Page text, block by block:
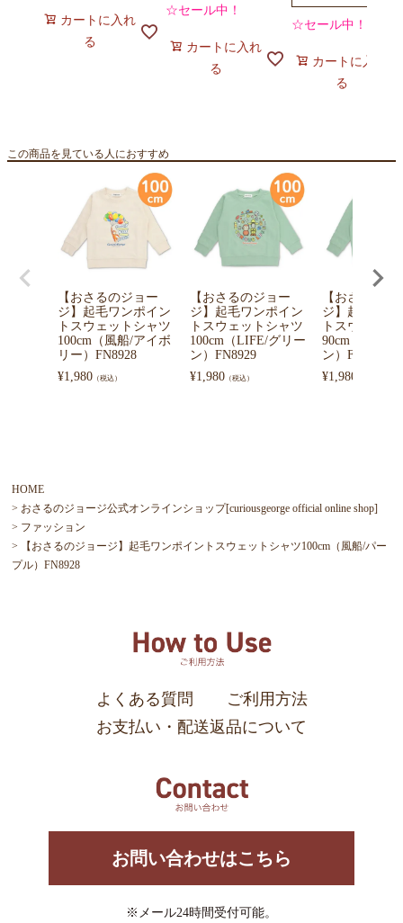
カートに入れ
る
☆セール中！
カートに入れ
る
☆セール中！
カートに入れ
る
この商品を見ている人におすすめ
【おさるのジョー
ジ】起毛ワンポイン
トスウェットシャツ
100cm（風船/アイボ
リー）FN8928
¥1,980 （税込）
【おさるのジョー
ジ】起毛ワンポイン
トスウェットシャツ
100cm（LIFE/グリー
ン）FN8929
¥1,980 （税込）
【おさるのジ
ジ】起毛ワン
トスウェット
90cm（LIFE/
ン）FN8929
¥1,980
HOME
おさるのジョージ公式オンラインショップ[curiousgeorge official online shop]
ファッション
【おさるのジョージ】起毛ワンポイントスウェットシャツ100cm（風船/パー
プル）FN8928
よくある質問
ご利用方法
お支払い・配送返品について
お問い合わせはこちら
※メール24時間受付可能。